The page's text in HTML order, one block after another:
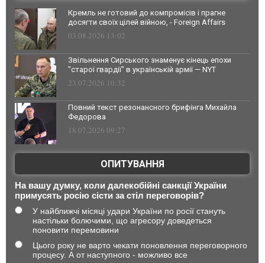
Кремль не готовий до компромісів і прагне
досягти своїх цілей війною, - Foreign Affairs
03.08.2026 13:02
Звільнення Сирського знаменує кінець епохи
"старої гвардії" в українській армії — NYT
23.07.2026 10:32
Повний текст резонансного брифінга Михайла
Федорова
18.07.2026 09:27
ОПИТУВАННЯ
На вашу думку, коли далекобійні санкції України
примусять росію сісти за стіл переговорів?
У найближчі місяці удари України по росії стануть
настільки болючими, що агресору доведеться
поновити перемовини
Цього року не варто чекати поновлення переговорного
процесу. А от наступного - можливо все